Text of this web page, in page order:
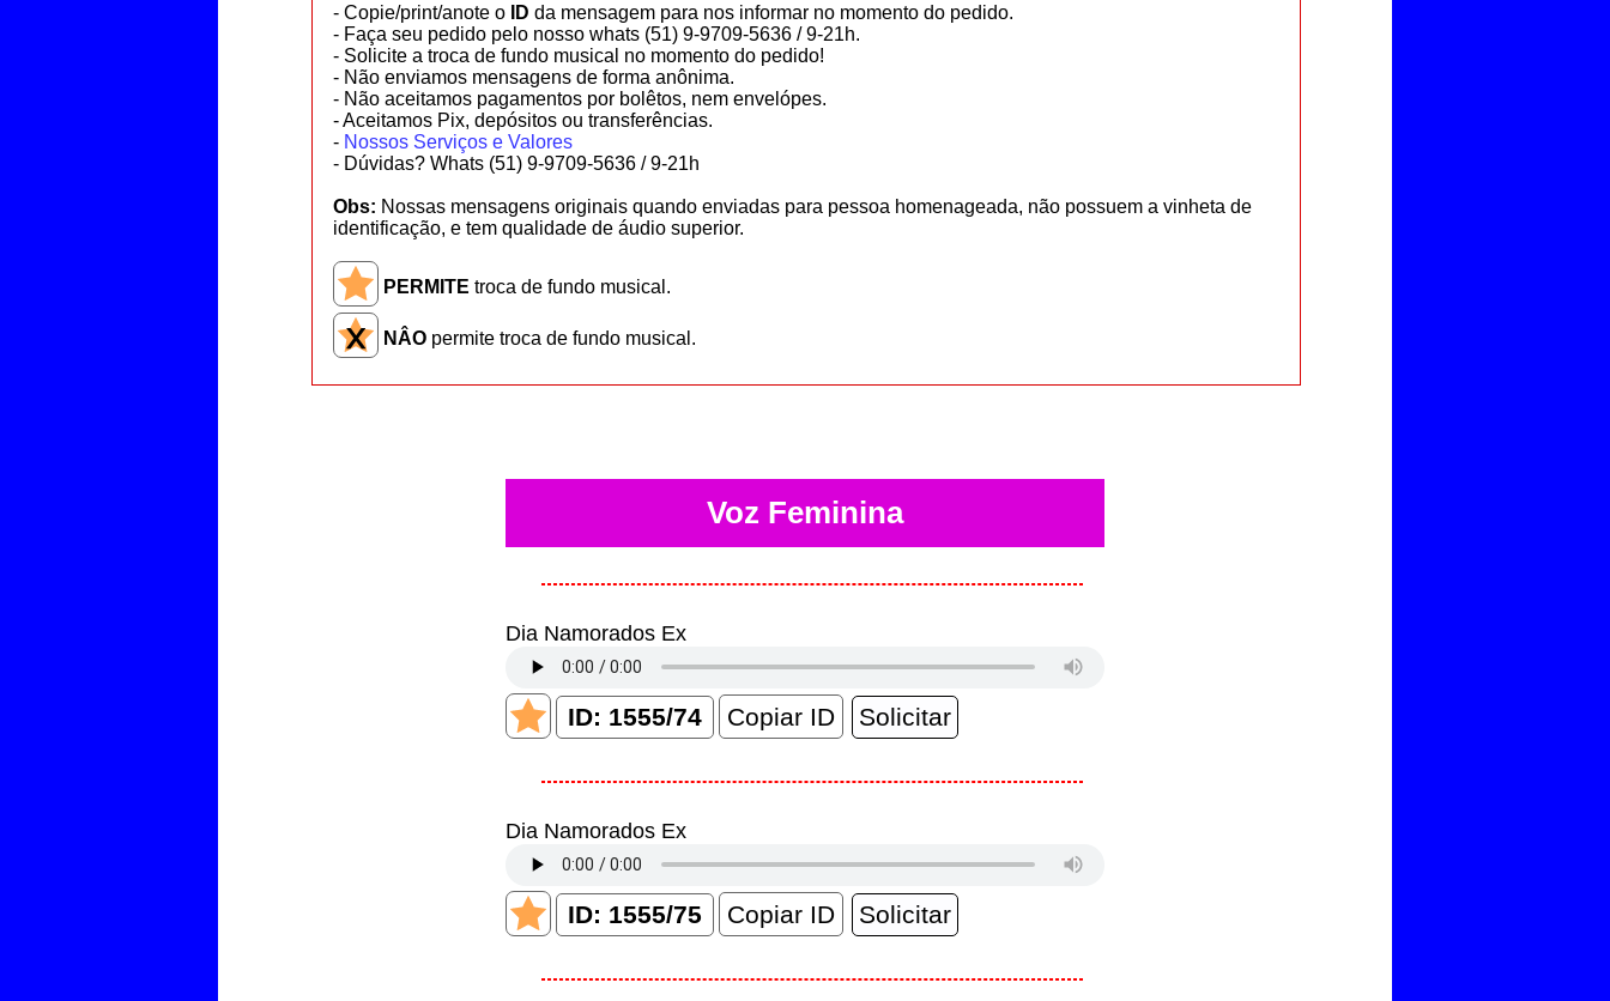
- Copie/print/anote o ID da mensagem para nos informar no momento do pedido.
- Faça seu pedido pelo nosso whats (51) 9-9709-5636 / 9-21h.
- Solicite a troca de fundo musical no momento do pedido!
- Não enviamos mensagens de forma anônima.
- Não aceitamos pagamentos por bolêtos, nem envelópes.
- Aceitamos Pix, depósitos ou transferências.
- Nossos Serviços e Valores
- Dúvidas? Whats (51) 9-9709-5636 / 9-21h
Obs: Nossas mensagens originais quando enviadas para pessoa homenageada, não possuem a vinheta de
identificação, e tem qualidade de áudio superior.
PERMITE troca de fundo musical.
NÂOpermite troca de fundo musical.
Voz Feminina
Dia Namorados Ex
Copiar ID
Dia Namorados Ex
Copiar ID